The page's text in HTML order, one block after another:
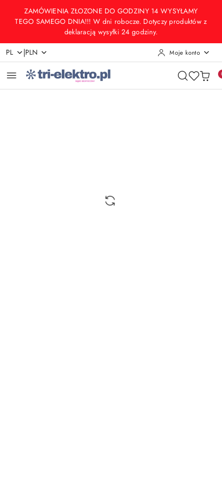
Przejdź do treści głównej
Przejdź do wyszukiwarki
Przejdź do moje konto
Przejdź do menu głównego
Przejdź do opisu produktu
Przejdź do stopki
ZAMÓWIENIA ZŁOZONE DO GODZINY 14 WYSYŁAMY
TEGO SAMEGO DNIA!!! W dni robocze. Dotyczy produktów z
deklaracją wysyłki 24 godziny.
PL |PLN Moje konto